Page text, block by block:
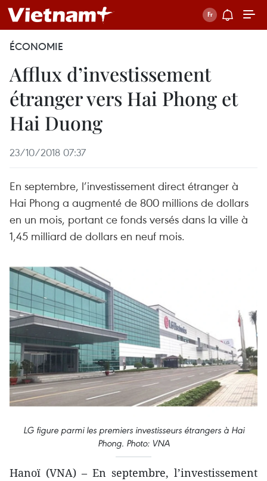
ÉCONOMIE
Afflux d’investissement
étranger vers Hai Phong et
Hai Duong
23/10/2018 07:37
En septembre, l’investissement direct étranger à
Hai Phong a augmenté de 800 millions de dollars
en un mois, portant ce fonds versés dans la ville à
1,45 milliard de dollars en neuf mois.
LG figure parmi les premiers investisseurs étrangers à Hai
Phong. Photo: VNA
Hanoï (VNA) – En septembre, l’investissement